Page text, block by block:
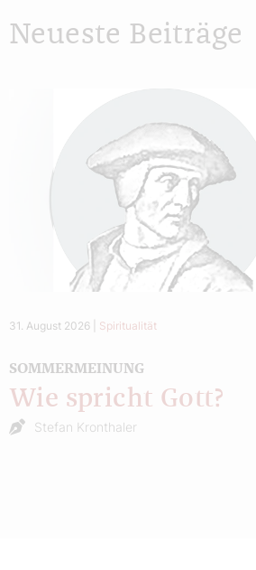
Neueste Beiträge
31. August 2026 Spiritualität
SOMMERMEINUNG
Wie spricht Gott?
Stefan Kronthaler